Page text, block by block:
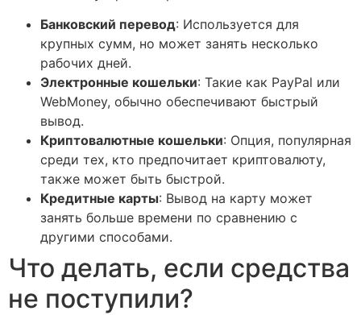
Банковский перевод: Используется для
крупных сумм, но может занять несколько
рабочих дней.
Электронные кошельки: Такие как PayPal или
WebMoney, обычно обеспечивают быстрый
вывод.
Криптовалютные кошельки: Опция, популярная
среди тех, кто предпочитает криптовалюту,
также может быть быстрой.
Кредитные карты: Вывод на карту может
занять больше времени по сравнению с
другими способами.
Что делать, если средства
не поступили?